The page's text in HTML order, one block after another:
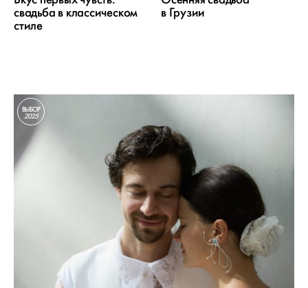
свадьба в классическом
стиле
в Грузии
ВЫБОР
2025